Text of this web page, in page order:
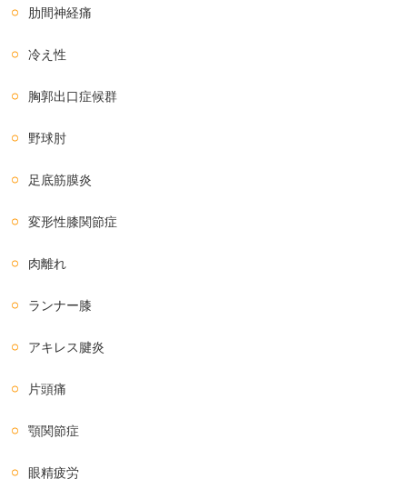
肋間神経痛
冷え性
胸郭出口症候群
野球肘
足底筋膜炎
変形性膝関節症
肉離れ
ランナー膝
アキレス腱炎
片頭痛
顎関節症
眼精疲労